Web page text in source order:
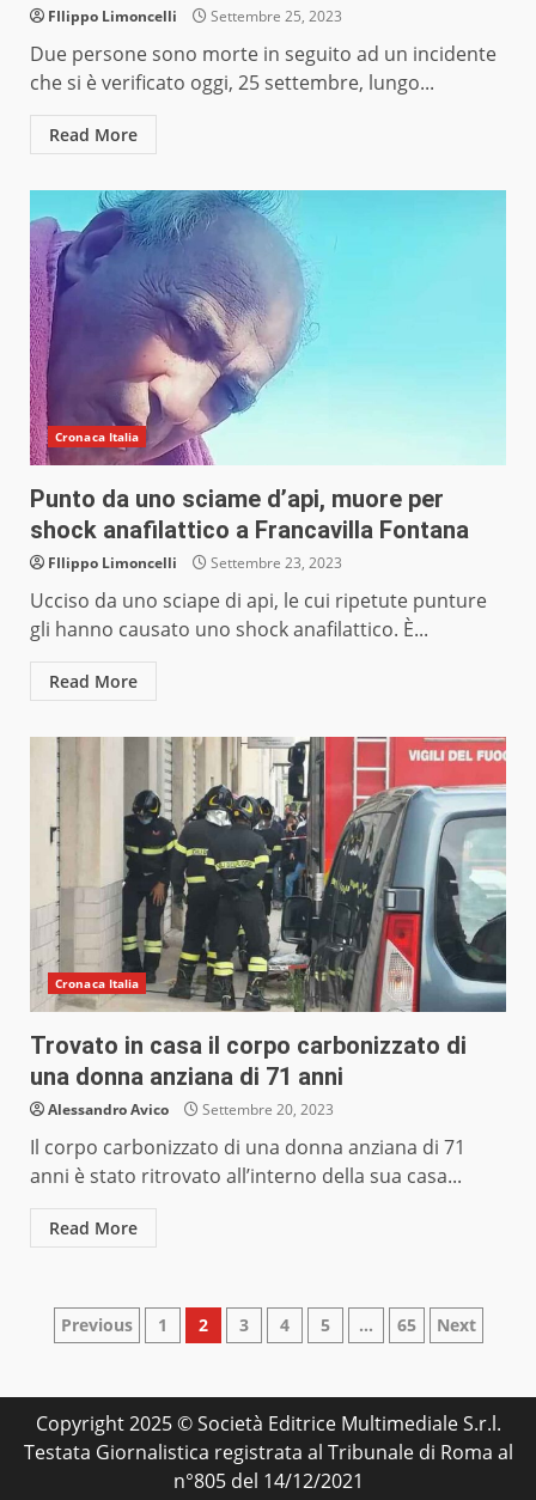
FIlippo Limoncelli Settembre 25, 2023
Due persone sono morte in seguito ad un incidente
che si è verificato oggi, 25 settembre, lungo...
Read More
Cronaca Italia
Punto da uno sciame d’api, muore per
shock anafilattico a Francavilla Fontana
FIlippo Limoncelli Settembre 23, 2023
Ucciso da uno sciape di api, le cui ripetute punture
gli hanno causato uno shock anafilattico. È...
Read More
Cronaca Italia
Trovato in casa il corpo carbonizzato di
una donna anziana di 71 anni
Alessandro Avico Settembre 20, 2023
Il corpo carbonizzato di una donna anziana di 71
anni è stato ritrovato all’interno della sua casa...
Read More
Paginazione
articoli
Previous 1 2 3 4 5 … 65 Next
Copyright 2025 © Società Editrice Multimediale S.r.l.
Testata Giornalistica registrata al Tribunale di Roma al
n°805 del 14/12/2021